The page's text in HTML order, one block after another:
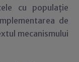
cu populație
de
mecanismului